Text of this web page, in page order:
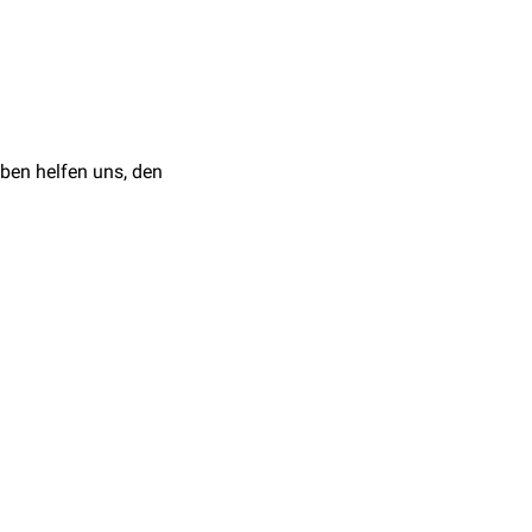
superior ossis pubis)
Os ischii und am
vom
helfen uns, den